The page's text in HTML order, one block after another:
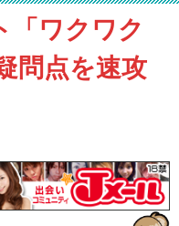
「ワクワク
問点を速攻